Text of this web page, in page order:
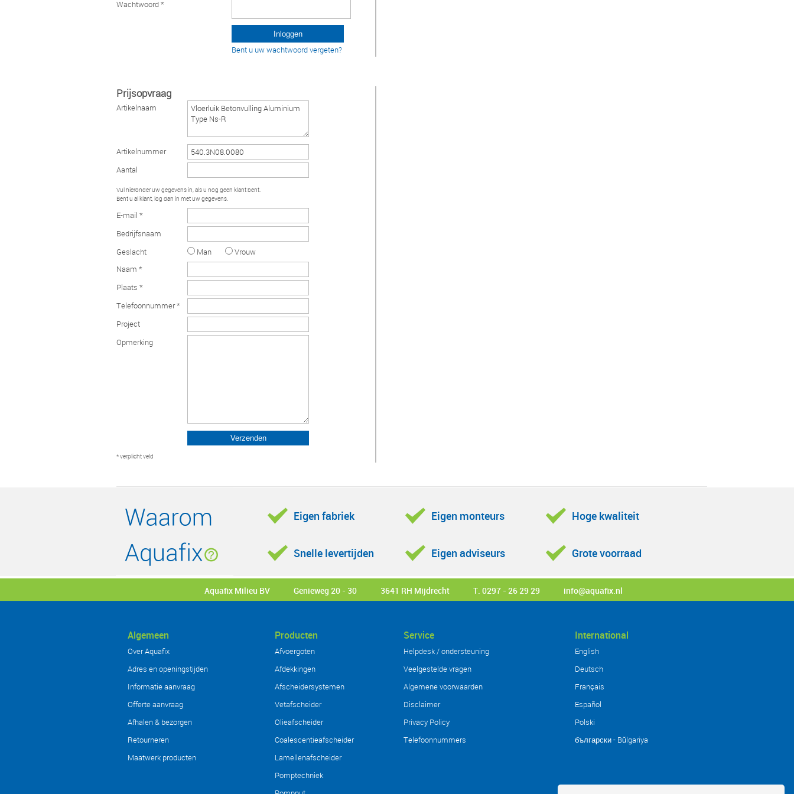
Wachtwoord *
Bent u uw wachtwoord vergeten?
Prijsopvraag
Artikelnaam
Artikelnummer
Aantal
Vul hieronder uw gegevens in, als u nog geen klant bent.
Bent u al klant, log dan in met uw gegevens.
E-mail *
Bedrijfsnaam
Geslacht
Man
Vrouw
Naam *
Plaats *
Telefoonnummer *
Project
Opmerking
* verplicht veld
Eigen fabriek Eigen monteurs Hoge kwaliteit
Snelle levertijden Eigen adviseurs Grote voorraad
Aquafix Milieu BV Genieweg 20 - 30 3641 RH Mijdrecht T. 0297 - 26 29 29 info@aquafix.nl
Algemeen
Over Aquafix
Adres en openingstijden
Informatie aanvraag
Offerte aanvraag
Afhalen & bezorgen
Retourneren
Maatwerk producten
Producten
Afvoergoten
Afdekkingen
Afscheidersystemen
Vetafscheider
Olieafscheider
Coalescentieafscheider
Lamellenafscheider
Pomptechniek
Service
Helpdesk / ondersteuning
Veelgestelde vragen
Algemene voorwaarden
Disclaimer
Privacy Policy
Telefoonnummers
International
English
Deutsch
Français
Español
Polski
български - Bŭlgariya